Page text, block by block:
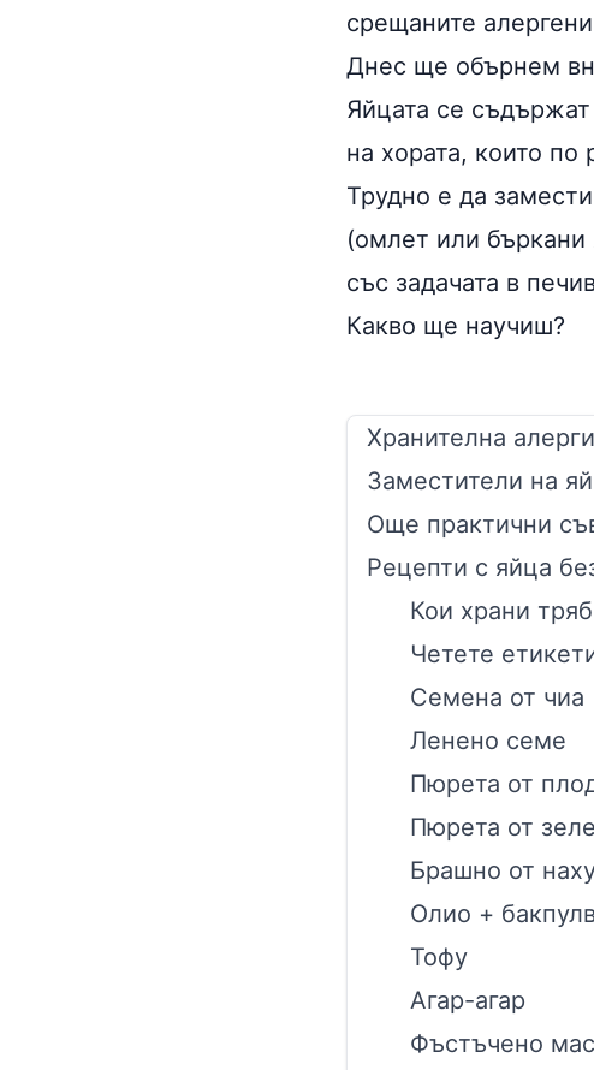
срещаните
Днес ще обърнем
Яйцата се
на хората, които по
Трудно е да
(омлет или бъркани
със задачата в
Какво ще научиш?
Хранителна
Заместители на
Още практични
Рецепти с яйца
Кои храни
Четете
Семена от чиа
Ленено семе
Пюрета от
Пюрета от
Брашно от
Олио +
Тофу
Aгар-агар
Фъстъчено